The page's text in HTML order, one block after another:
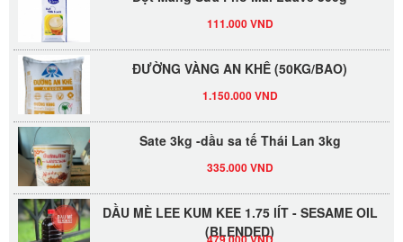
111.000 VND
ĐƯỜNG VÀNG AN KHÊ (50KG/BAO)
1.150.000 VND
Sate 3kg -dầu sa tế Thái Lan 3kg
335.000 VND
DẦU MÈ LEE KUM KEE 1.75 lÍT - SESAME OIL
(BLENDED)
479.000 VND